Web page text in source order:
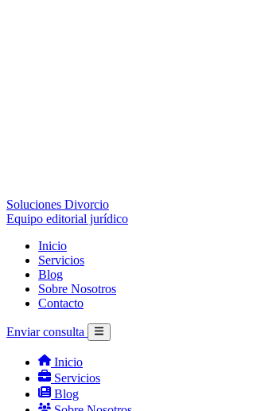
Soluciones Divorcio
Equipo editorial jurídico
Inicio
Servicios
Blog
Sobre Nosotros
Contacto
Enviar consulta
Inicio
Servicios
Blog